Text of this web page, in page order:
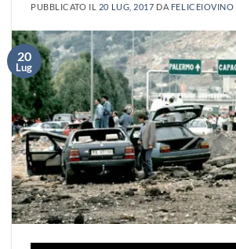
PUBBLICATO IL 20 LUG, 2017 DA FELICEIOVINO
20
Lug